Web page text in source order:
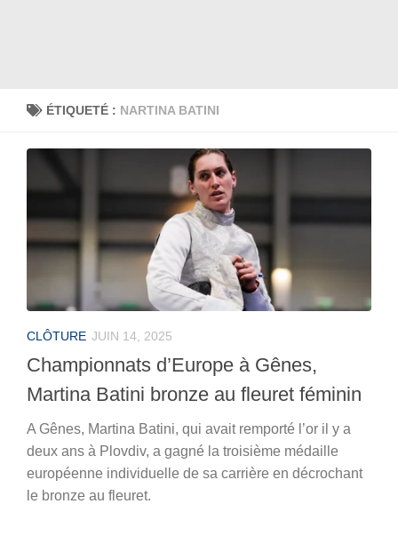
ÉTIQUETÉ : NARTINA BATINI
CLÔTURE JUIN 14, 2025
Championnats d’Europe à Gênes,
Martina Batini bronze au fleuret féminin
A Gênes, Martina Batini, qui avait remporté l’or il y a
deux ans à Plovdiv, a gagné la troisième médaille
européenne individuelle de sa carrière en décrochant
le bronze au fleuret.